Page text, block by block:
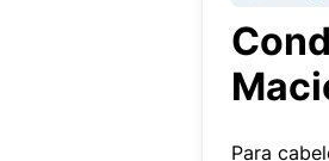
Para